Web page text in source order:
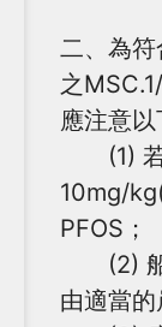
二、為
之
應注意以
(1) 若
10mg/
PFOS；
(2) 船
由適當的